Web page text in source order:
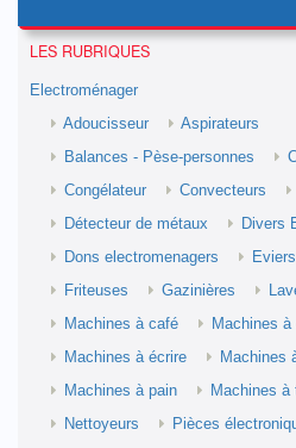
LES RUBRIQUES
Electroménager
Adoucisseur
Aspirateurs
Balances - Pèse-personnes
Congélateur
Convecteurs
Détecteur de métaux
Divers
Dons electromenagers
Eviers
Friteuses
Gazinières
Machines à café
Machines à
Machines à écrire
Machines
Machines à pain
Machines à
Nettoyeurs
Pièces